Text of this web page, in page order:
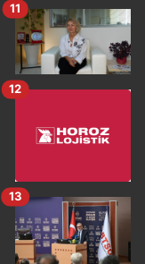
11
12
13